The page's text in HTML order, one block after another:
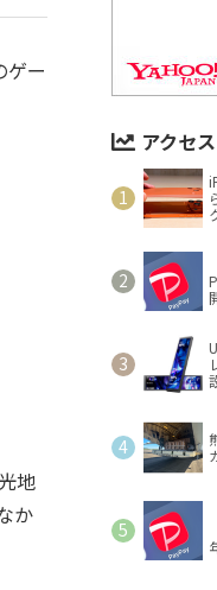
ゲー
地
か
アクセ